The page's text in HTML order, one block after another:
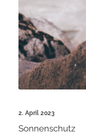
2. April 2023
Sonnenschutz